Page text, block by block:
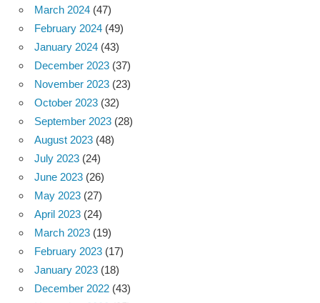
March 2024 (47)
February 2024 (49)
January 2024 (43)
December 2023 (37)
November 2023 (23)
October 2023 (32)
September 2023 (28)
August 2023 (48)
July 2023 (24)
June 2023 (26)
May 2023 (27)
April 2023 (24)
March 2023 (19)
February 2023 (17)
January 2023 (18)
December 2022 (43)